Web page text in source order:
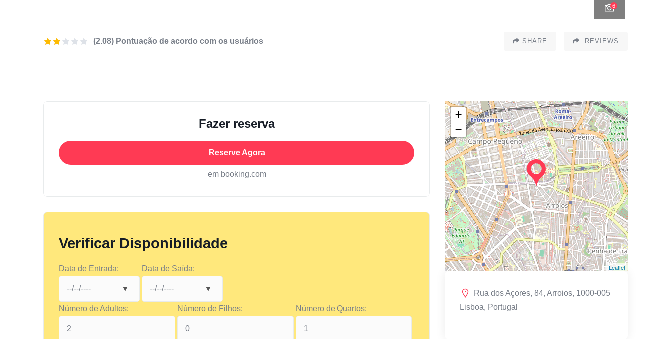
6
(2.08) Pontuação de acordo com os usuários SHARE REVIEWS
Fazer reserva
Reserve Agora
em booking.com
Verificar Disponibilidade
Data de Entrada: Data de Saída:
Número de Adultos: Número de Filhos: Número de Quartos:
+
−
Leaflet
Rua dos Açores, 84, Arroios, 1000-005
Lisboa, Portugal